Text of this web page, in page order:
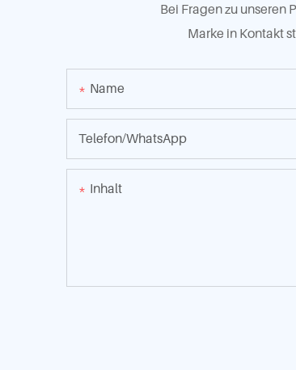
Bei Fragen zu unseren
Marke in Kontakt
Name
Telefon/WhatsApp
Inhalt